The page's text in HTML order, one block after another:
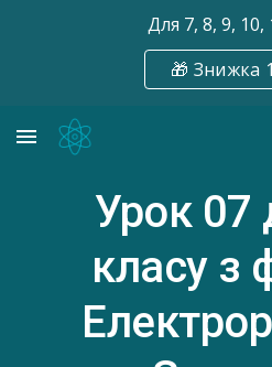
Skip to main content
Для 7, 8, 9, 10,
🎁 Знижка
Урок 07
класу з